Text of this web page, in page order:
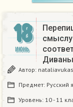
18
ИЮНЬ
Автор: nataliavukas
Предмет: Русский
Уровень: 10 - 11